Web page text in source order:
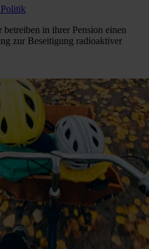
in ihrer Pension einen
zur Beseitigung radioaktiver